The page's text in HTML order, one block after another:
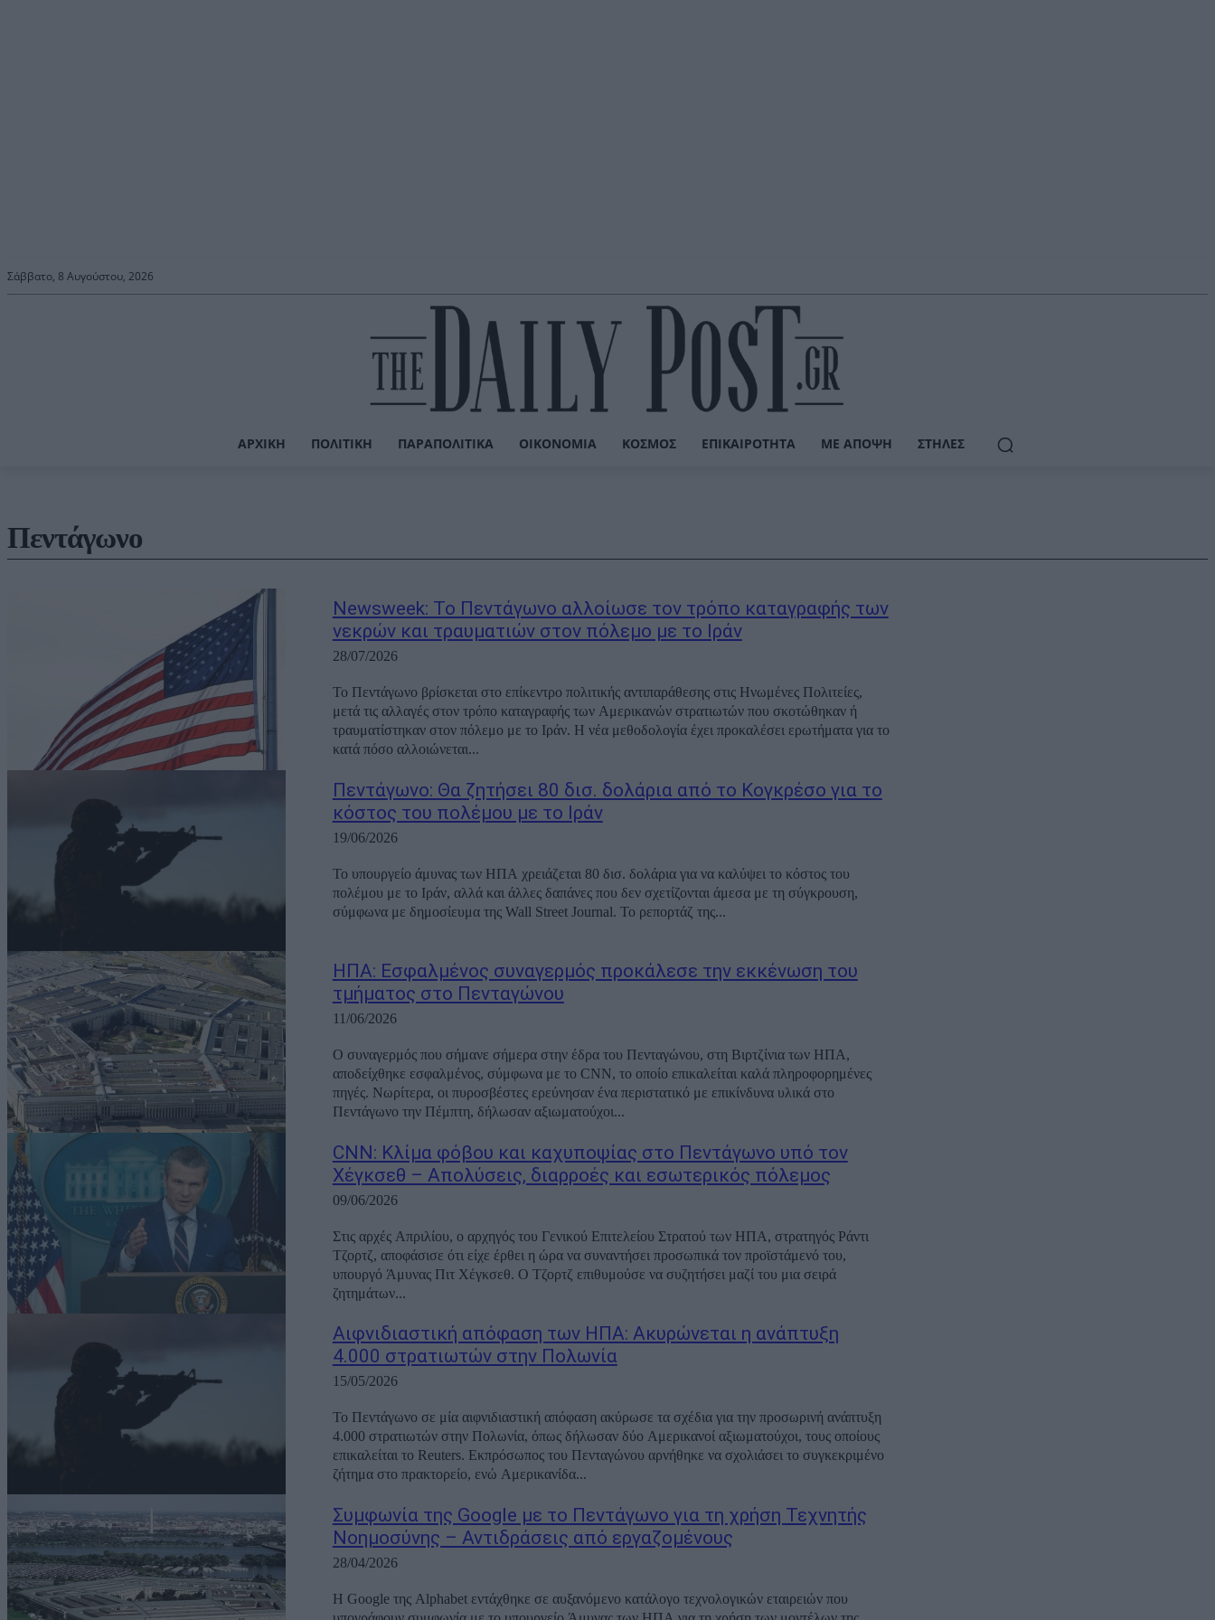
Σάββατο, 8 Αυγούστου, 2026
ΑΡΧΙΚΉ ΠΟΛΙΤΙΚΉ ΠΑΡΑΠΟΛΙΤΙΚΆ ΟΙΚΟΝΟΜΊΑ ΚΌΣΜΟΣ ΕΠΙΚΑΙΡΌΤΗΤΑ ΜΕ ΆΠΟΨΗ ΣΤΉΛΕΣ
Πεντάγωνο
Newsweek: Το Πεντάγωνο αλλοίωσε τον τρόπο καταγραφής των
νεκρών και τραυματιών στον πόλεμο με το Ιράν
28/07/2026
Το Πεντάγωνο βρίσκεται στο επίκεντρο πολιτικής αντιπαράθεσης στις Ηνωμένες Πολιτείες,
μετά τις αλλαγές στον τρόπο καταγραφής των Αμερικανών στρατιωτών που σκοτώθηκαν ή
τραυματίστηκαν στον πόλεμο με το Ιράν. Η νέα μεθοδολογία έχει προκαλέσει ερωτήματα για το
κατά πόσο αλλοιώνεται...
Πεντάγωνο: Θα ζητήσει 80 δισ. δολάρια από το Κογκρέσο για το
κόστος του πολέμου με το Ιράν
19/06/2026
Το υπουργείο άμυνας των ΗΠΑ χρειάζεται 80 δισ. δολάρια για να καλύψει το κόστος του
πολέμου με το Ιράν, αλλά και άλλες δαπάνες που δεν σχετίζονται άμεσα με τη σύγκρουση,
σύμφωνα με δημοσίευμα της Wall Street Journal. Το ρεπορτάζ της...
ΗΠΑ: Εσφαλμένος συναγερμός προκάλεσε την εκκένωση του
τμήματος στο Πενταγώνου
11/06/2026
Ο συναγερμός που σήμανε σήμερα στην έδρα του Πενταγώνου, στη Βιρτζίνια των ΗΠΑ,
αποδείχθηκε εσφαλμένος, σύμφωνα με το CNN, το οποίο επικαλείται καλά πληροφορημένες
πηγές. Νωρίτερα, οι πυροσβέστες ερεύνησαν ένα περιστατικό με επικίνδυνα υλικά στο
Πεντάγωνο την Πέμπτη, δήλωσαν αξιωματούχοι...
CNN: Κλίμα φόβου και καχυποψίας στο Πεντάγωνο υπό τον
Χέγκσεθ – Απολύσεις, διαρροές και εσωτερικός πόλεμος
09/06/2026
Στις αρχές Απριλίου, ο αρχηγός του Γενικού Επιτελείου Στρατού των ΗΠΑ, στρατηγός Ράντι
Τζορτζ, αποφάσισε ότι είχε έρθει η ώρα να συναντήσει προσωπικά τον προϊστάμενό του,
υπουργό Άμυνας Πιτ Χέγκσεθ. Ο Τζορτζ επιθυμούσε να συζητήσει μαζί του μια σειρά
ζητημάτων...
Αιφνιδιαστική απόφαση των ΗΠΑ: Ακυρώνεται η ανάπτυξη
4.000 στρατιωτών στην Πολωνία
15/05/2026
Το Πεντάγωνο σε μία αιφνιδιαστική απόφαση ακύρωσε τα σχέδια για την προσωρινή ανάπτυξη
4.000 στρατιωτών στην Πολωνία, όπως δήλωσαν δύο Αμερικανοί αξιωματούχοι, τους οποίους
επικαλείται το Reuters. Εκπρόσωπος του Πενταγώνου αρνήθηκε να σχολιάσει το συγκεκριμένο
ζήτημα στο πρακτορείο, ενώ Αμερικανίδα...
Συμφωνία της Google με το Πεντάγωνο για τη χρήση Τεχνητής
Νοημοσύνης – Αντιδράσεις από εργαζομένους
28/04/2026
H Google της Alphabet εντάχθηκε σε αυξανόμενο κατάλογο τεχνολογικών εταιρειών που